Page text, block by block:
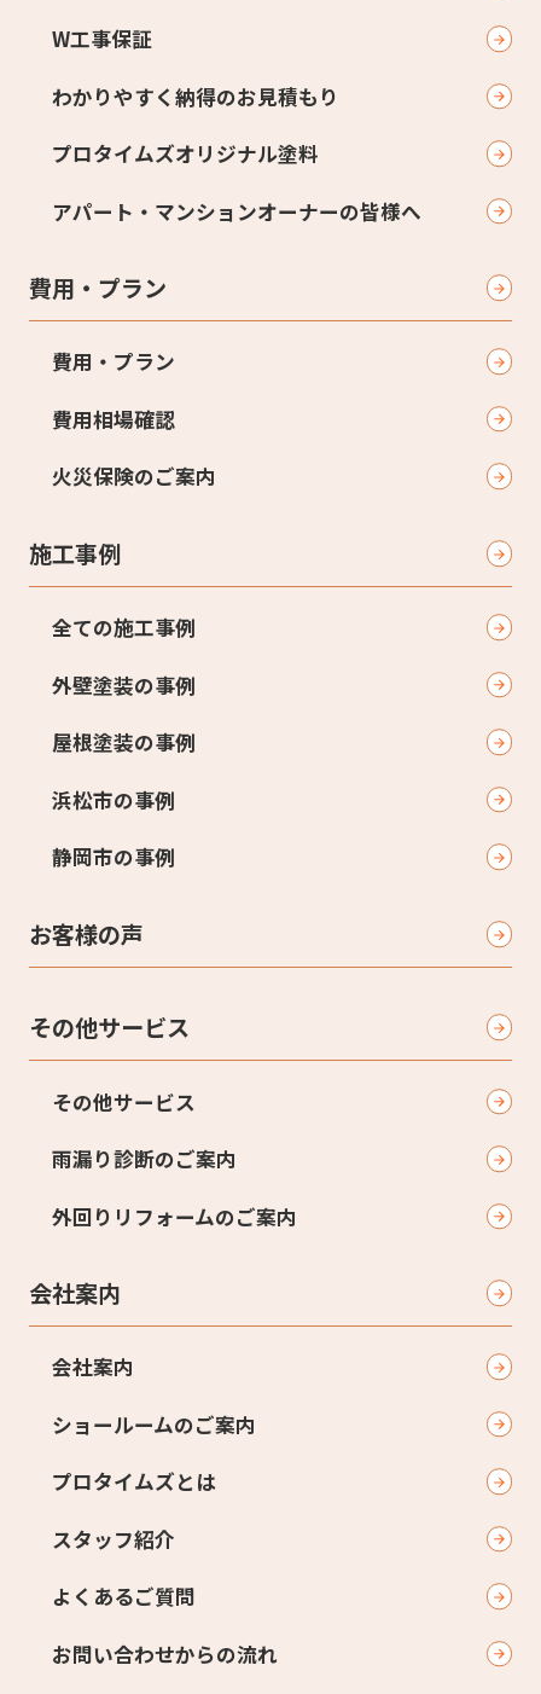
W工事保証
わかりやすく納得のお見積もり
プロタイムズオリジナル塗料
アパート・マンションオーナーの皆様へ
費用・プラン
費用・プラン
費用相場確認
火災保険のご案内
施工事例
全ての施工事例
外壁塗装の事例
屋根塗装の事例
浜松市の事例
静岡市の事例
お客様の声
その他サービス
その他サービス
雨漏り診断のご案内
外回りリフォームのご案内
会社案内
会社案内
ショールームのご案内
プロタイムズとは
スタッフ紹介
よくあるご質問
お問い合わせからの流れ